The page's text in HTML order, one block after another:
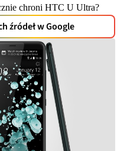
źródeł w Google